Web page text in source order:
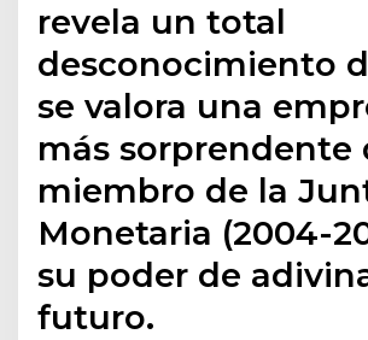
revela un total
desconocimiento
se valora una
más sorprendente
miembro de la
Monetaria (2004-
su poder de
futuro.